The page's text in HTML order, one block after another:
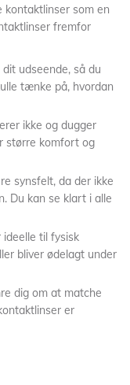
som en
fremfor
udseende, så du
tænke på, hvordan
ikke og dugger
større komfort og
synsfelt, da der ikke
Du kan se klart i alle
ideelle til fysisk
bliver ødelagt under
dig om at matche
er